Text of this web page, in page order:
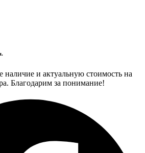
наличие и актуальную стоимость на
Благодарим за понимание!